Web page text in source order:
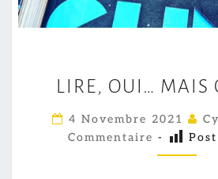
I
R
E
,
LIRE, OUI… MAIS
4 Novembre 2021
Commentaire -